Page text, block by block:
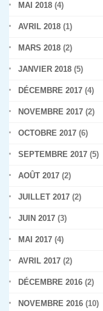
MAI 2018 (4)
AVRIL 2018 (1)
MARS 2018 (2)
JANVIER 2018 (5)
DÉCEMBRE 2017 (4)
NOVEMBRE 2017 (2)
OCTOBRE 2017 (6)
SEPTEMBRE 2017 (5)
AOÛT 2017 (2)
JUILLET 2017 (2)
JUIN 2017 (3)
MAI 2017 (4)
AVRIL 2017 (2)
DÉCEMBRE 2016 (2)
NOVEMBRE 2016 (10)